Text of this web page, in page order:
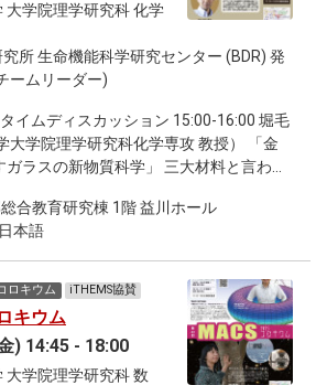
大学院理学研究科 化学
所 生命機能科学研究センター (BDR) 発
ームリーダー)
ィスカッション 15:00-16:00 堀毛
大学院理学研究科化学専攻 教授） 「金
ラスの新物質科学」 三大材料と言われ
業を支えています。結晶と異なりガラ
造を持つため、物質設計や物性の理解
す。本講演では、金属と分子を組み合わ
スの研究について紹介します。どうやっ
計し、合成するのか、また金属と分子が
スの分子構造と機能を解説します。
博士（理化学研究所生命機能科学研究
ダー） 「位置情報の最適コーディングデ
合教育研究棟 1階 益川ホール
本語
ロキウム iTHEMS協賛
キウム
) 14:45 - 18:00
大学院理学研究科 数